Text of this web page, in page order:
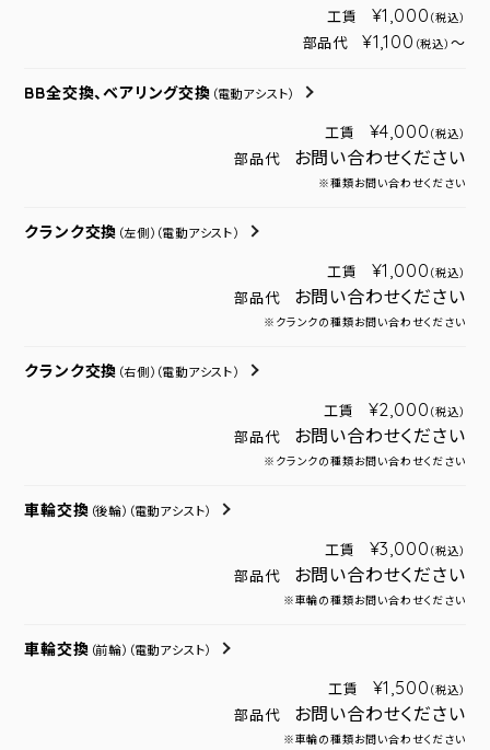
工賃 ¥1,000 （税込）
部品代 ¥1,100 （税込） ～
BB全交換、ベアリング交換 （電動アシスト）
工賃 ¥4,000 （税込）
部品代 お問い合わせください
※種類お問い合わせください
クランク交換 （左側） （電動アシスト）
工賃 ¥1,000 （税込）
部品代 お問い合わせください
※クランクの種類お問い合わせください
クランク交換 （右側） （電動アシスト）
工賃 ¥2,000 （税込）
部品代 お問い合わせください
※クランクの種類お問い合わせください
車輪交換 （後輪） （電動アシスト）
工賃 ¥3,000 （税込）
部品代 お問い合わせください
※車輪の種類お問い合わせください
車輪交換 （前輪） （電動アシスト）
工賃 ¥1,500 （税込）
部品代 お問い合わせください
※車輪の種類お問い合わせください